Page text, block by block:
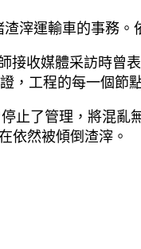
滓運輸車的事務
收媒體采訪時曾
，工程的每一個節
止了管理，將混亂
依然被傾倒渣滓。